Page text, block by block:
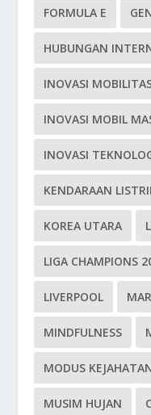
FORMULA E
HUBUNGAN
INOVASI
INOVASI MOBIL
INOVASI
KENDARAAN
KOREA UTARA
LIGA CHAMPIONS
LIVERPOOL
MINDFULNESS
MODUS
MUSIM HUJAN